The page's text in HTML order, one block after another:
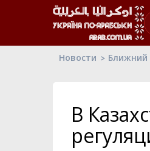
Новости Ближний
В